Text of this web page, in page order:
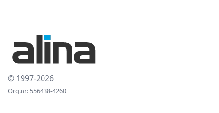
© 1997-2026
Org.nr: 556438-4260